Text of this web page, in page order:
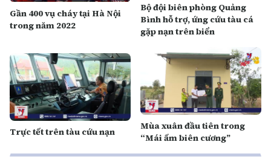
Gần 400 vụ cháy tại Hà Nội
trong năm 2022
Bộ đội biên phòng Quảng
Bình hỗ trợ, ứng cứu tàu cá
gặp nạn trên biển
Trực tết trên tàu cứu nạn
Mùa xuân đầu tiên trong
“Mái ấm biên cương”